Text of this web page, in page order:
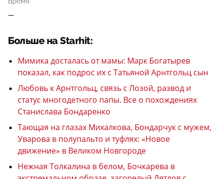
—
Больше на Starhit:
Мимика досталась от мамы: Марк Богатырев
показал, как подрос их с Татьяной Арнтгольц сын
Любовь к Арнтгольц, связь с Лозой, развод и
статус многодетного папы. Все о похождениях
Станислава Бондаренко
Тающая на глазах Михалкова, Бондарчук с мужем,
Уварова в полупальто и туфлях: «Новое
движение» в Великом Новгороде
Нежная Толкалина в белом, Бочкарева в